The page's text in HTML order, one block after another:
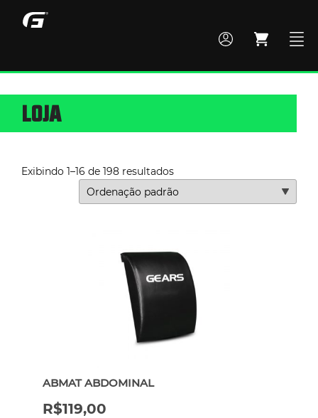
MONTE SEU BOX
TODOS OS PRODUTOS
HYROX
LOJA
Exibindo 1–16 de 198 resultados
ABMAT ABDOMINAL
R$119,00